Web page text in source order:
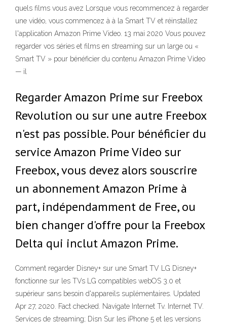
quels films vous avez Lorsque vous recommencez à regarder
une vidéo, vous commencez à à la Smart TV et réinstallez
l'application Amazon Prime Video. 13 mai 2020 Vous pouvez
regarder vos séries et films en streaming sur un large ou «
Smart TV » pour bénéficier du contenu Amazon Prime Video
— il
Regarder Amazon Prime sur Freebox
Revolution ou sur une autre Freebox
n'est pas possible. Pour bénéficier du
service Amazon Prime Video sur
Freebox, vous devez alors souscrire
un abonnement Amazon Prime à
part, indépendamment de Free, ou
bien changer d'offre pour la Freebox
Delta qui inclut Amazon Prime.
Comment regarder Disney+ sur une Smart TV LG Disney+
fonctionne sur les TVs LG compatibles webOS 3.0 et
supérieur sans besoin d'appareils suplémentaires. Updated
Apr 27, 2020. Fact checked. Navigate Internet Tv. Internet TV.
Services de streaming; Disn Sur les iPhone 5 et les versions